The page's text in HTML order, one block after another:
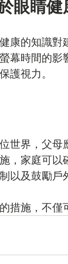
眼睛健
康的知識
幕時間的影
護視力。
世界，父
，家庭可以
以及鼓勵戶
措施，不僅